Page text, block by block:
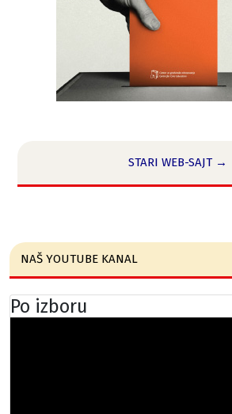
STARI WEB-SAJT →
NAŠ YOUTUBE KANAL
Po izboru